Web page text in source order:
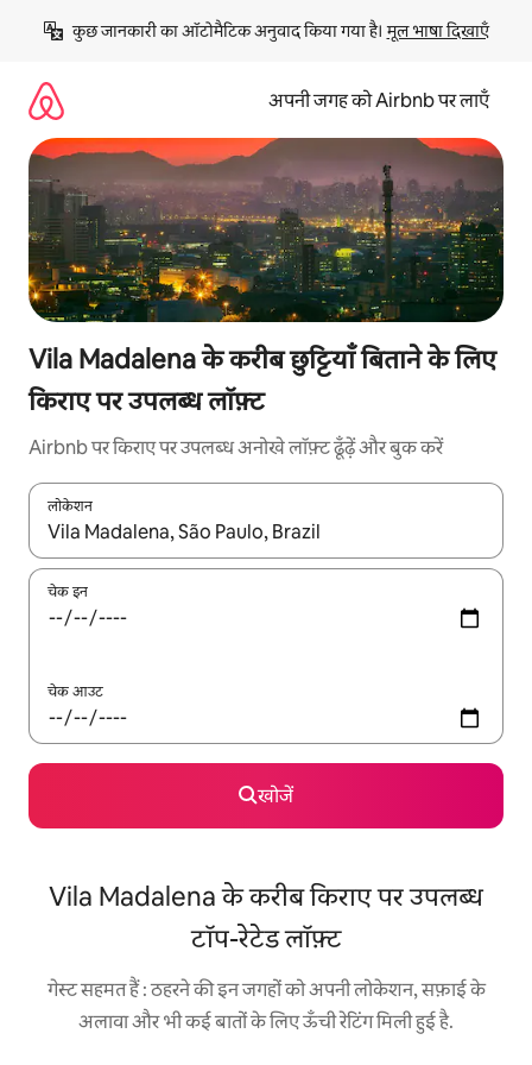
छोड़कर
कॉन्टेंट
कुछ जानकारी का ऑटोमैटिक अनुवाद किया गया है। मूल भाषा दिखाएँ
अपनी जगह को Airbnb पर लाएँ
Vila Madalena के करीब छुट्टियाँ बिताने के लिए
किराए पर उपलब्ध लॉफ़्ट
Airbnb पर किराए पर उपलब्ध अनोखे लॉफ़्ट ढूँढ़ें और बुक करें
लोकेशन
नतीजों के उपलब्ध होने पर, अप और डाउन 'ऐरो की' का इस्तेमाल करके नेविगेट
चेक इन
चेक आउट
खोजें
Vila Madalena के करीब किराए पर उपलब्ध
टॉप-रेटेड लॉफ़्ट
गेस्ट सहमत हैं : ठहरने की इन जगहों को अपनी लोकेशन, सफ़ाई के
अलावा और भी कई बातों के लिए ऊँची रेटिंग मिली हुई है.